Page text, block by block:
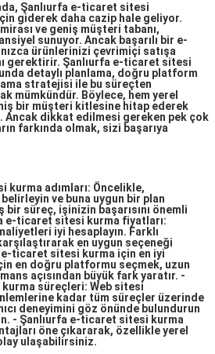
Şanlıurfa e-ticaret sitesi
giderek daha cazip hale geliyor.
ve geniş müşteri tabanı,
sunuyor. Ancak başarılı bir e-
ürünlerinizi çevrimiçi satışa
gerektirir. Şanlıurfa e-ticaret sitesi
detaylı planlama, doğru platform
stratejisi ile bu süreçten
mümkündür. Böylece, hem yerel
bir müşteri kitlesine hitap ederek
Ancak dikkat edilmesi gereken pek çok
farkında olmak, sizi başarıya
adımları: Öncelikle,
ve buna uygun bir plan
süreç, işinizin başarısını önemli
e-ticaret sitesi kurma fiyatları:
iyi hesaplayın. Farklı
en uygun seçeneği
ticaret sitesi kurma için en iyi
en doğru platformu seçmek, uzun
açısından büyük fark yaratır. -
süreçleri: Web sitesi
kadar tüm süreçler üzerinde
deneyimini göz önünde bulundurun
- Şanlıurfa e-ticaret sitesi kurma
öne çıkararak, özellikle yerel
ulaşabilirsiniz.